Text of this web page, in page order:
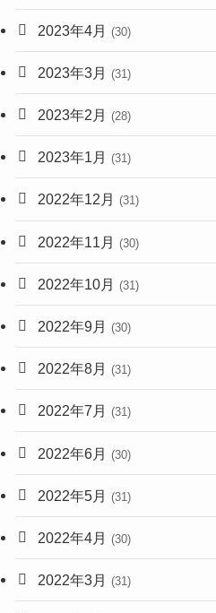
2023年4月 (30)
2023年3月 (31)
2023年2月 (28)
2023年1月 (31)
2022年12月 (31)
2022年11月 (30)
2022年10月 (31)
2022年9月 (30)
2022年8月 (31)
2022年7月 (31)
2022年6月 (30)
2022年5月 (31)
2022年4月 (30)
2022年3月 (31)